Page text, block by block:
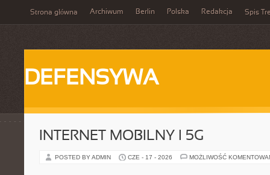
Strona główna Archiwum Berlin Polska Redakcja Spis
DEFENSYWA
INTERNET MOBILNY I 5G
POSTED BY ADMIN CZE - 17 - 2026 MOŻLIWOŚĆ